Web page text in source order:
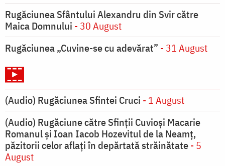
Rugăciunea Sfântului Alexandru din Svir către
Maica Domnului - 30 August
Rugăciunea „Cuvine-se cu adevărat” - 31 August
(Audio) Rugăciunea Sfintei Cruci - 1 August
(Audio) Rugăciune către Sfinții Cuvioși Macarie
Romanul și Ioan Iacob Hozevitul de la Neamț,
păzitorii celor aflați în depărtată străinătate- 5
August